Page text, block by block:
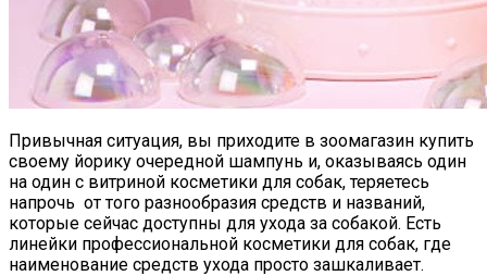
Привычная ситуация, вы приходите в зоомагазин купить
своему йорику очередной шампунь и, оказываясь один
на один с витриной косметики для собак, теряетесь
напрочь от того разнообразия средств и названий,
которые сейчас доступны для ухода за собакой. Есть
линейки профессиональной косметики для собак, где
наименование средств ухода просто зашкаливает.